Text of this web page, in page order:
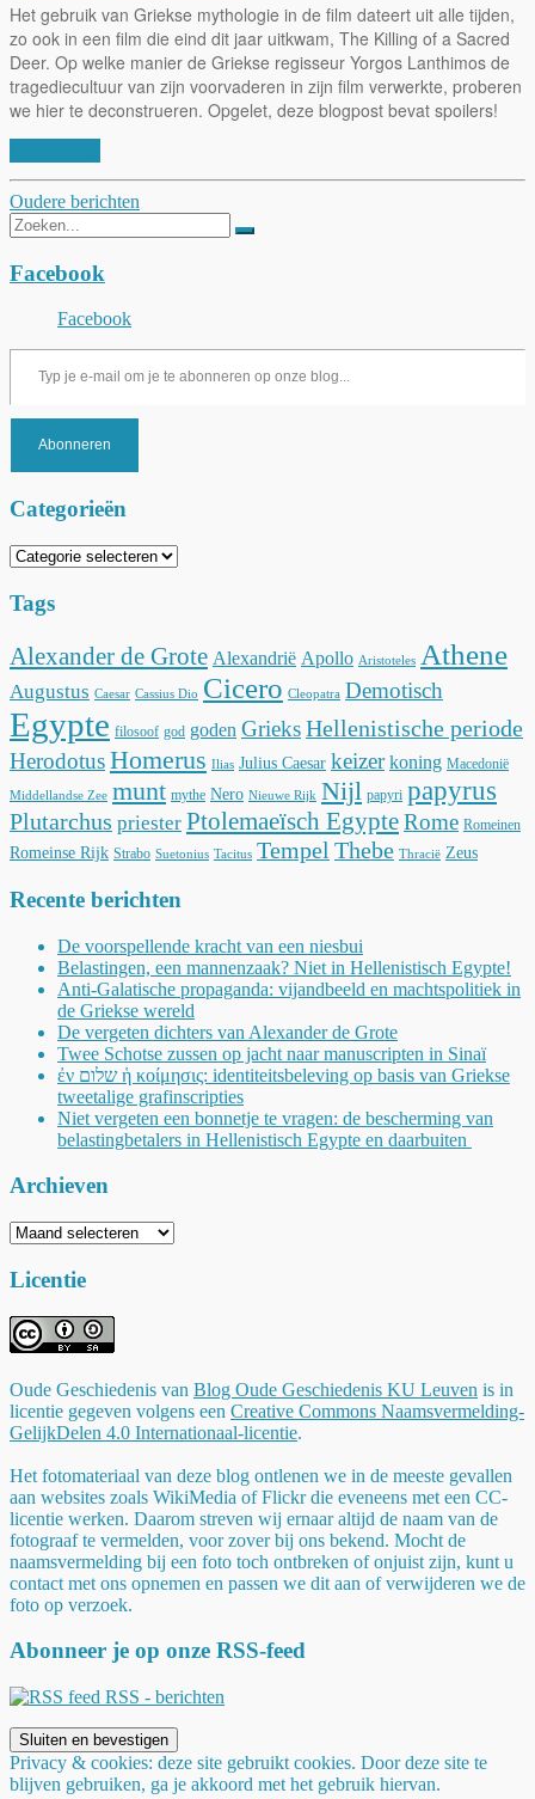
Het gebruik van Griekse mythologie in de film dateert uit alle tijden,
zo ook in een film die eind dit jaar uitkwam, The Killing of a Sacred
Deer. Op welke manier de Griekse regisseur Yorgos Lanthimos de
tragediecultuur van zijn voorvaderen in zijn film verwerkte, proberen
we hier te deconstrueren. Opgelet, deze blogpost bevat spoilers!
Berichtnavigatie
Oudere berichten
Zoeken
naar:
Facebook
Facebook
Typ je e-mail om je te abonneren op onze blog...
Abonneren
Categorieën
Categorieën
Tags
Alexander de Grote Alexandrië Apollo Aristoteles Athene
Augustus Caesar Cassius Dio Cicero Cleopatra Demotisch
Egypte filosoof god goden GrieksHellenistische periode
HerodotusHomerus Ilias Julius Caesar keizer koning Macedonië
Middellandse Zee munt mythe Nero Nieuwe Rijk Nijl papyri papyrus
Plutarchus priester Ptolemaeïsch EgypteRome Romeinen
Romeinse Rijk Strabo Suetonius Tacitus Tempel Thebe Thracië Zeus
Recente berichten
De voorspellende kracht van een niesbui
Belastingen, een mannenzaak? Niet in Hellenistisch Egypte!
Anti-Galatische propaganda: vijandbeeld en machtspolitiek in
de Griekse wereld
De vergeten dichters van Alexander de Grote
Twee Schotse zussen op jacht naar manuscripten in Sinaï
ἐν שלום ἡ κοίμησις: identiteitsbeleving op basis van Griekse
tweetalige grafinscripties
Niet vergeten een bonnetje te vragen: de bescherming van
belastingbetalers in Hellenistisch Egypte en daarbuiten
Archieven
Archieven
Licentie
Oude Geschiedenis van Blog Oude Geschiedenis KU Leuven is in
licentie gegeven volgens een Creative Commons Naamsvermelding-
GelijkDelen 4.0 Internationaal-licentie.
Het fotomateriaal van deze blog ontlenen we in de meeste gevallen
aan websites zoals WikiMedia of Flickr die eveneens met een CC-
licentie werken. Daarom streven wij ernaar altijd de naam van de
fotograaf te vermelden, voor zover bij ons bekend. Mocht de
naamsvermelding bij een foto toch ontbreken of onjuist zijn, kunt u
contact met ons opnemen en passen we dit aan of verwijderen we de
foto op verzoek.
Abonneer je op onze RSS-feed
RSS - berichten
Privacy & cookies: deze site gebruikt cookies. Door deze site te
blijven gebruiken, ga je akkoord met het gebruik hiervan.